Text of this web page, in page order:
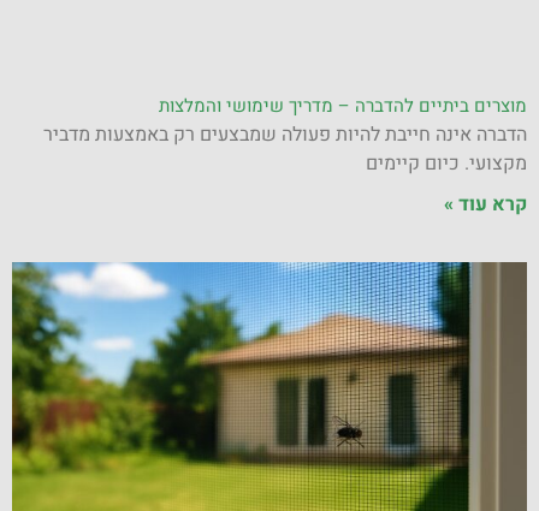
מוצרים ביתיים להדברה – מדריך שימושי והמלצות
הדברה אינה חייבת להיות פעולה שמבצעים רק באמצעות מדביר
מקצועי. כיום קיימים
קרא עוד »